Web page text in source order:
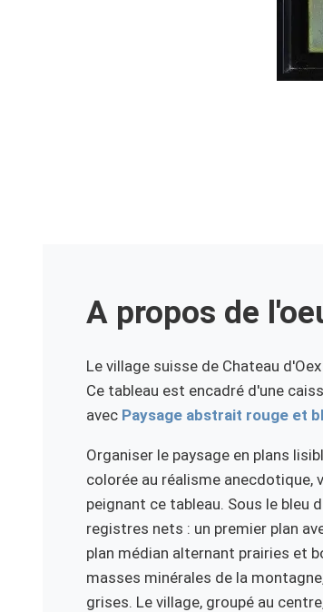
A propos de
Le village suisse de Chateau
Ce tableau est encadré d'une
avec Paysage abstrait rouge et
Organiser le paysage en plans
colorée au réalisme anecdotique,
peignant ce tableau. Sous le bleu
registres nets : un premier plan
plan médian alternant prairies et
masses minérales de la
grises. Le village, groupé au